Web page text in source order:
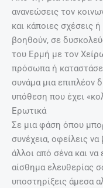
ανανεώσεις τον
και κάποιες σχέσεις
βοηθούν, σε
του Ερμή με τον
πρόσωπα ή
συνάμα μια επιπλέον
υπόθεση που έχει
Ερωτικά
Σε μια φάση όπου
συνέχεια, οφείλεις
άλλοι από σένα και να
αίσθημα ελευθερίας
υποστηρίξεις άμεσα